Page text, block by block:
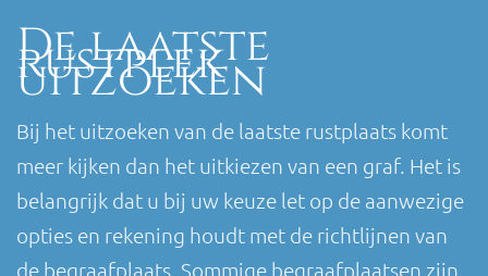
De laatste
rustplek
uitzoeken
Bij het uitzoeken van de laatste rustplaats komt
meer kijken dan het uitkiezen van een graf. Het is
belangrijk dat u bij uw keuze let op de aanwezige
opties en rekening houdt met de richtlijnen van
de begraafplaats. Sommige begraafplaatsen zijn